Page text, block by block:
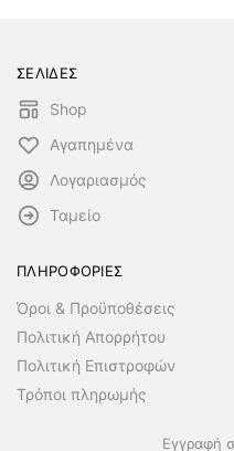
ΣΕΛΙΔΕΣ
Shop
Αγαπημένα
Λογαριασμός
Ταμείο
ΠΛΗΡΟΦΟΡΙΕΣ
Όροι & Προϋποθέσεις
Πολιτική Απορρήτου
Πολιτική Επιστροφών
Τρόποι πληρωμής
Εγγραφή